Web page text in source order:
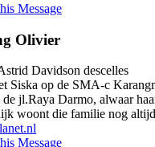
Message
Olivier
Davidson descelles
Siska op de SMA-c
jl.Raya Darmo, alwaar
woont die familie nog
Message